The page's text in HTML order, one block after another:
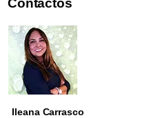
Contactos
Ileana Carrasco